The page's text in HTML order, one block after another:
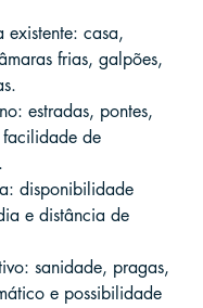
existente: casa,
frias, galpões,
estradas, pontes,
de
disponibilidade
e distância de
sanidade, pragas,
e possibilidade